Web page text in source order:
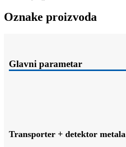
Oznake proizvoda
Glavni parametar
Transporter + detektor metala